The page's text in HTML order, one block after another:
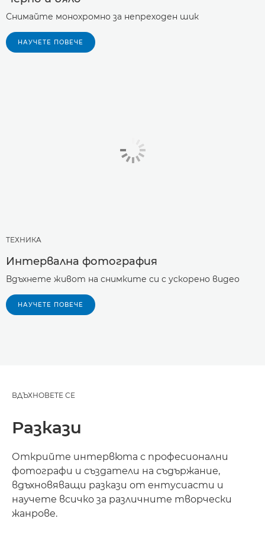
Снимайте монохромно за непреходен шик
НАУЧЕТЕ ПОВЕЧЕ
ТЕХНИКA
Интервална фотография
Вдъхнете живот на снимките си с ускорено видео
НАУЧЕТЕ ПОВЕЧЕ
ВДЪХНОВЕТЕ СЕ
Разкази
Открийте интервюта с професионални
фотографи и създатели на съдържание,
вдъхновяващи разкази от ентусиасти и
научете всичко за различните творчески
жанрове.